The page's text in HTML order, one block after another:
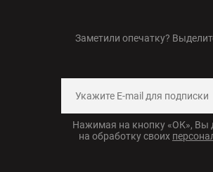
Заметили опечатку?
Нажимая на кнопку «ОК», Вы
на обработку своих